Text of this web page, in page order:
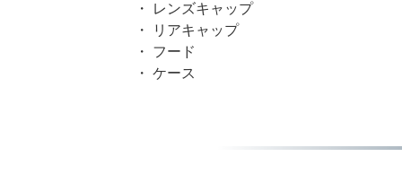
・ レンズキャップ
・ リアキャップ
・ フード
・ ケース